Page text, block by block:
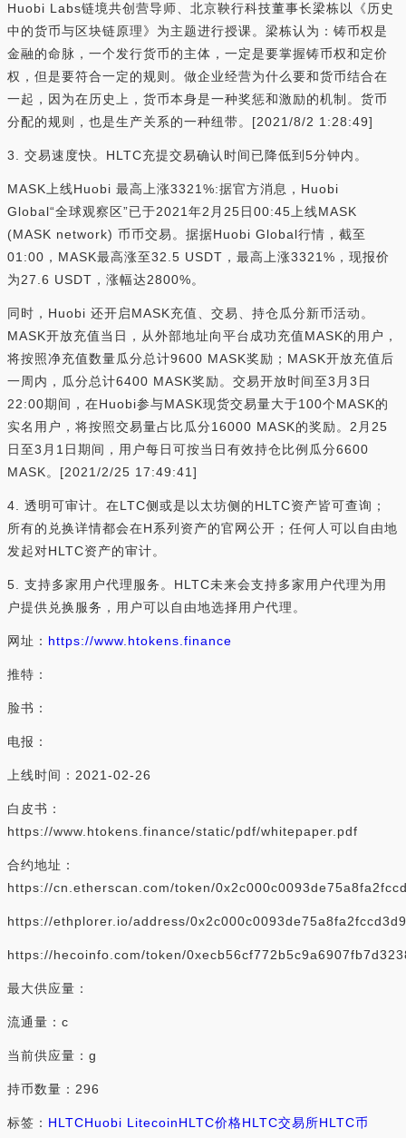
Huobi Labs链境共创营导师、北京鞅行科技董事长梁栋以《历史
中的货币与区块链原理》为主题进行授课。梁栋认为：铸币权是
金融的命脉，一个发行货币的主体，一定是要掌握铸币权和定价
权，但是要符合一定的规则。做企业经营为什么要和货币结合在
一起，因为在历史上，货币本身是一种奖惩和激励的机制。货币
分配的规则，也是生产关系的一种纽带。[2021/8/2 1:28:49]
3. 交易速度快。HLTC充提交易确认时间已降低到5分钟内。
MASK上线Huobi 最高上涨3321%:据官方消息，Huobi
Global“全球观察区”已于2021年2月25日00:45上线MASK
(MASK network) 币币交易。据据Huobi Global行情，截至
01:00，MASK最高涨至32.5 USDT，最高上涨3321%，现报价
为27.6 USDT，涨幅达2800%。
同时，Huobi 还开启MASK充值、交易、持仓瓜分新币活动。
MASK开放充值当日，从外部地址向平台成功充值MASK的用户，
将按照净充值数量瓜分总计9600 MASK奖励；MASK开放充值后
一周内，瓜分总计6400 MASK奖励。交易开放时间至3月3日
22:00期间，在Huobi参与MASK现货交易量大于100个MASK的
实名用户，将按照交易量占比瓜分16000 MASK的奖励。2月25
日至3月1日期间，用户每日可按当日有效持仓比例瓜分6600
MASK。[2021/2/25 17:49:41]
4. 透明可审计。在LTC侧或是以太坊侧的HLTC资产皆可查询；
所有的兑换详情都会在H系列资产的官网公开；任何人可以自由地
发起对HLTC资产的审计。
5. 支持多家用户代理服务。HLTC未来会支持多家用户代理为用
户提供兑换服务，用户可以自由地选择用户代理。
网址： https://www.htokens.finance
推特：
脸书：
电报：
上线时间：2021-02-26
白皮书：
https://www.htokens.finance/static/pdf/whitepaper.pdf
合约地址：
https://cn.etherscan.com/token/
https://ethplorer.io/address/
https://hecoinfo.com/token/
最大供应量：
流通量：c
当前供应量：g
持币数量：296
标签： HLTCHuobi LitecoinHLTC价格HLTC交易所HLTC币